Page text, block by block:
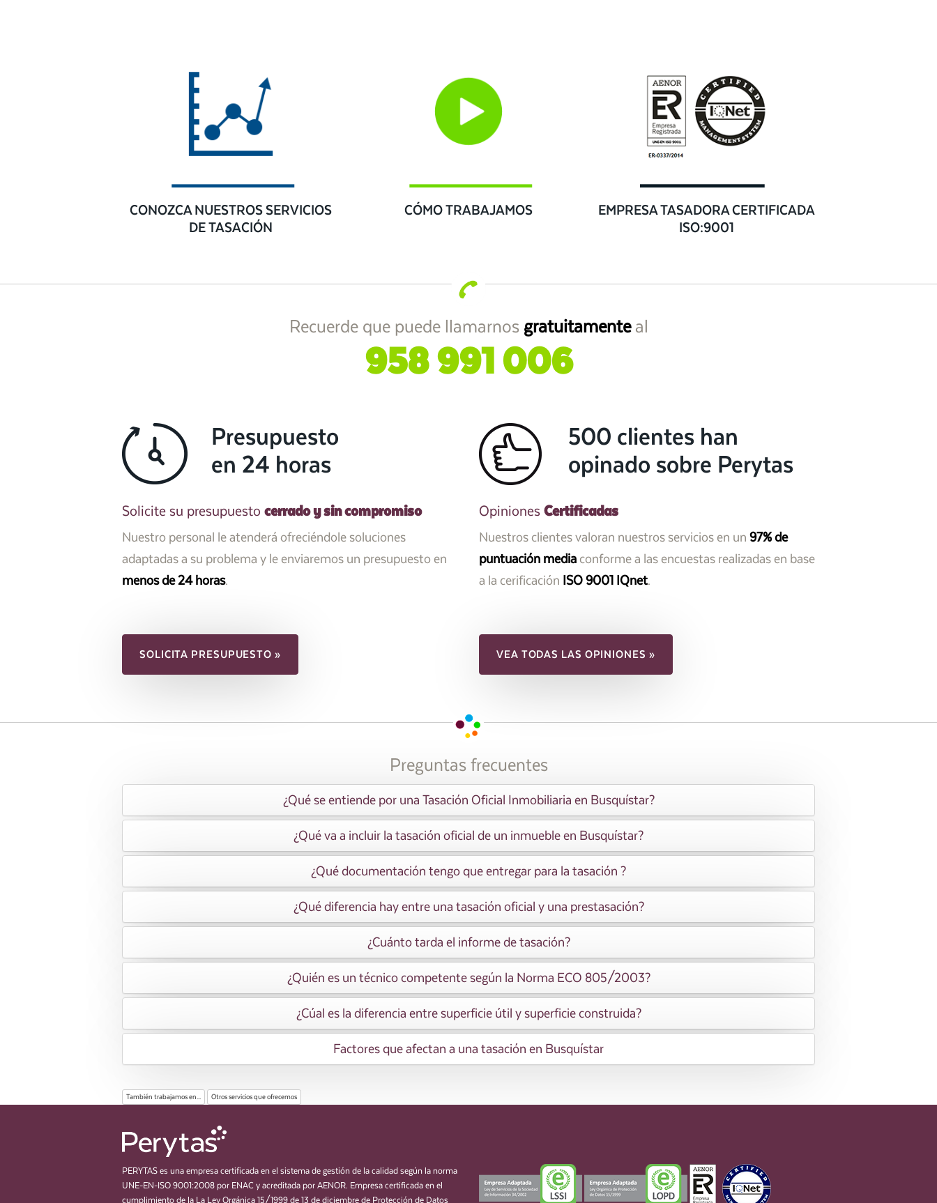
CONOZCA NUESTROS SERVICIOS
DE TASACIÓN
CÓMO TRABAJAMOS
EMPRESA TASADORA CERTIFICADA
ISO:9001
Recuerde que puede llamarnos gratuitamenteal
958 991 006
Presupuesto
en 24 horas
Solicite su presupuesto cerrado y sin compromiso
Nuestro personal le atenderá ofreciéndole soluciones
adaptadas a su problema y le enviaremos un presupuesto en
menos de 24 horas.
SOLICITA PRESUPUESTO »
500 clientes han
opinado sobre Perytas
Opiniones Certificadas
Nuestros clientes valoran nuestros servicios en un 97% de
puntuación mediaconforme a las encuestas realizadas en base
a la cerificación ISO 9001 IQnet.
VEA TODAS LAS OPINIONES »
Preguntas frecuentes
¿Qué se entiende por una Tasación Oficial Inmobiliaria en Busquístar?
¿Qué va a incluir la tasación oficial de un inmueble en Busquístar?
¿Qué documentación tengo que entregar para la tasación ?
¿Qué diferencia hay entre una tasación oficial y una prestasación?
¿Cuánto tarda el informe de tasación?
¿Quién es un técnico competente según la Norma ECO 805/2003?
¿Cúal es la diferencia entre superficie útil y superficie construida?
Factores que afectan a una tasación en Busquístar
También trabajamos en... Otros servicios que ofrecemos
PERYTAS es una empresa certificada en el sistema de gestión de la calidad según la norma
UNE-EN-ISO 9001:2008 por ENAC y acreditada por AENOR. Empresa certificada en el
cumplimiento de la La Ley Orgánica 15/1999 de 13 de diciembre de Protección de Datos